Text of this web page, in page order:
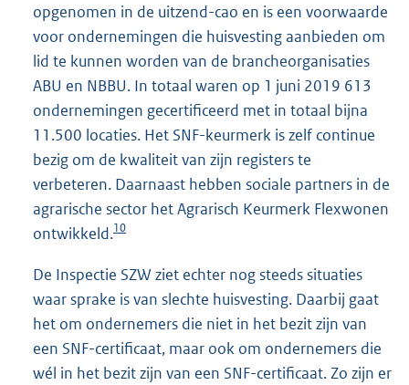
opgenomen in de uitzend-cao en is een voorwaarde
voor ondernemingen die huisvesting aanbieden om
lid te kunnen worden van de brancheorganisaties
ABU en NBBU. In totaal waren op 1 juni 2019 613
ondernemingen gecertificeerd met in totaal bijna
11.500 locaties. Het SNF-keurmerk is zelf continue
bezig om de kwaliteit van zijn registers te
verbeteren. Daarnaast hebben sociale partners in de
agrarische sector het Agrarisch Keurmerk Flexwonen
ontwikkeld.10
De Inspectie SZW ziet echter nog steeds situaties
waar sprake is van slechte huisvesting. Daarbij gaat
het om ondernemers die niet in het bezit zijn van
een SNF-certificaat, maar ook om ondernemers die
wél in het bezit zijn van een SNF-certificaat. Zo zijn er